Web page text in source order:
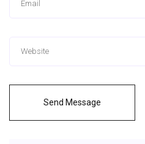
Send Message